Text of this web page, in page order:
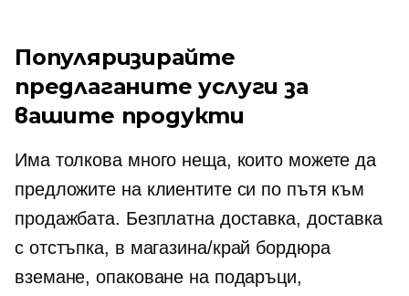
Популяризирайте
предлаганите услуги за
вашите продукти
Има толкова много неща, които можете да
предложите на клиентите си по пътя към
продажбата. Безплатна доставка, доставка
с отстъпка, в магазина/край бордюра
вземане, опаковане на подаръци,